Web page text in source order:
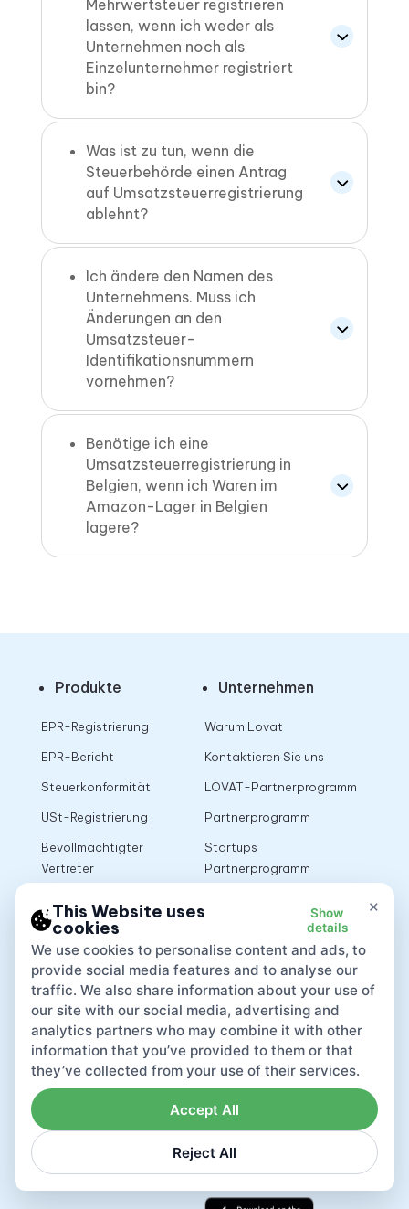
Mehrwertsteuer registrieren
lassen, wenn ich weder als
Unternehmen noch als
Einzelunternehmer registriert
bin?
Was ist zu tun, wenn die
Steuerbehörde einen Antrag
auf Umsatzsteuerregistrierung
ablehnt?
Ich ändere den Namen des
Unternehmens. Muss ich
Änderungen an den
Umsatzsteuer-
Identifikationsnummern
vornehmen?
Benötige ich eine
Umsatzsteuerregistrierung in
Belgien, wenn ich Waren im
Amazon-Lager in Belgien
lagere?
Produkte
EPR-Registrierung
EPR-Bericht
Steuerkonformität
USt-Registrierung
Bevollmächtigter
Vertreter
APIs
Unternehmen
Warum Lovat
Kontaktieren Sie uns
LOVAT-Partnerprogramm
Partnerprogramm
Startups
Partnerprogramm
Ressourcen
Umsatzsteuer-Checker
Mehrwertsteuerrechner
Umsatzsteuerrechner
Dokumente
Datenschutzrichtlinie
Stornierungs- und
Rückerstattungsrichtlinie
App
×
This Website uses
cookies
Show
details
We use cookies to personalise content and ads, to
provide social media features and to analyse our
traffic. We also share information about your use of
our site with our social media, advertising and
analytics partners who may combine it with other
information that you’ve provided to them or that
they’ve collected from your use of their services.
Reject All
Accept All